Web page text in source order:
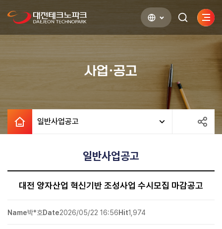
검색하기사이
열기
사업·공고
일반사업공고
일반사업공고
대전 양자산업 혁신기반 조성사업 수시모집 마감공고
Name박*호Date2026/05/22 16:56Hit1,974